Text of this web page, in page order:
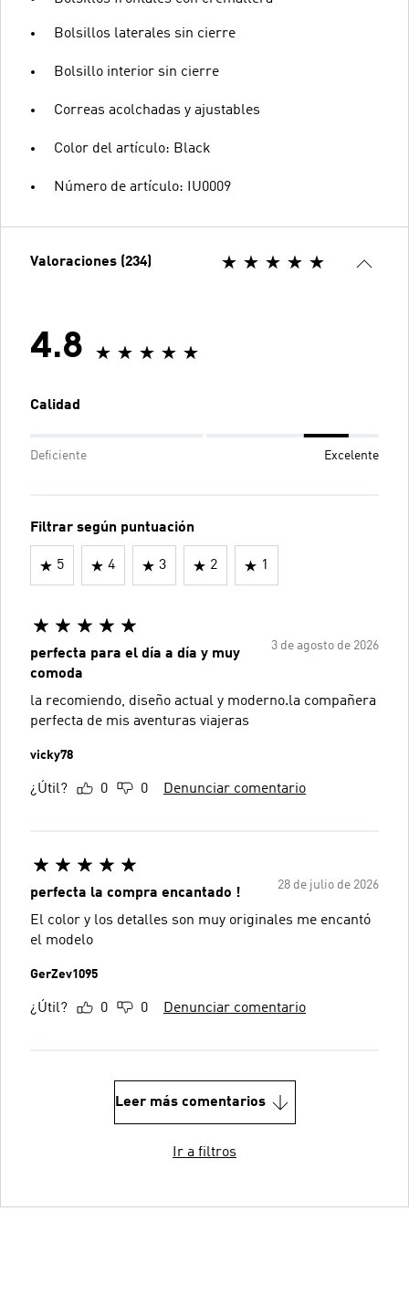
Bolsillos laterales sin cierre
Bolsillo interior sin cierre
Correas acolchadas y ajustables
Color del artículo: Black
Número de artículo: IU0009
Valoraciones (234)
4.8
Calidad
Deficiente Excelente
Filtrar según puntuación
5 4 3 2 1
3 de agosto de 2026
perfecta para el día a día y muy
comoda
la recomiendo, diseño actual y moderno.la compañera
perfecta de mis aventuras viajeras
vicky78
¿Útil? 0 0 Denunciar comentario
28 de julio de 2026
perfecta la compra encantado !
El color y los detalles son muy originales me encantó
el modelo
GerZev1095
¿Útil? 0 0 Denunciar comentario
Leer más comentarios
Ir a filtros